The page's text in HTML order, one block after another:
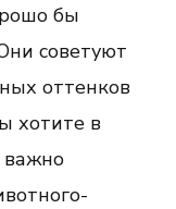
бы
советуют
оттенков
хотите в
важно